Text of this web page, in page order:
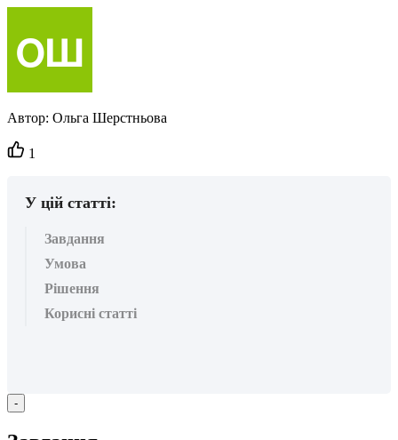
Автор: Ольга Шерстньова
Кількість
вподобайок:
1
У цій статті:
Завдання
Умова
Рішення
Корисні статті
-